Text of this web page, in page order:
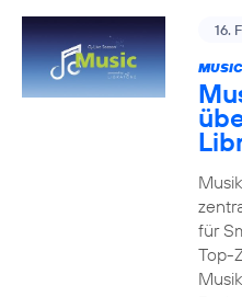
16.
für
Top-